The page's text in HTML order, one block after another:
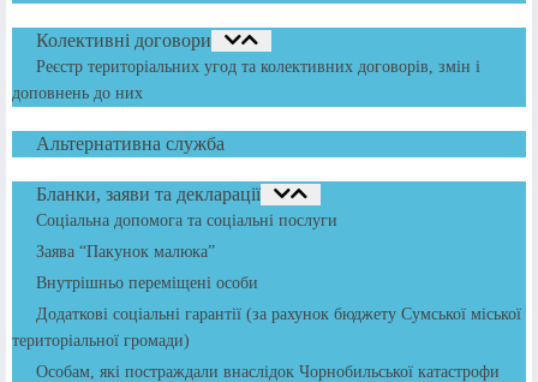
Колективні договори
Реєстр територіальних угод та колективних договорів, змін і
доповнень до них
Альтернативна служба
Бланки, заяви та декларації
Соціальна допомога та соціальні послуги
Заява “Пакунок малюка”
Внутрішньо переміщені особи
Додаткові соціальні гарантії (за рахунок бюджету Сумської міської
територіальної громади)
Особам, які постраждали внаслідок Чорнобильської катастрофи